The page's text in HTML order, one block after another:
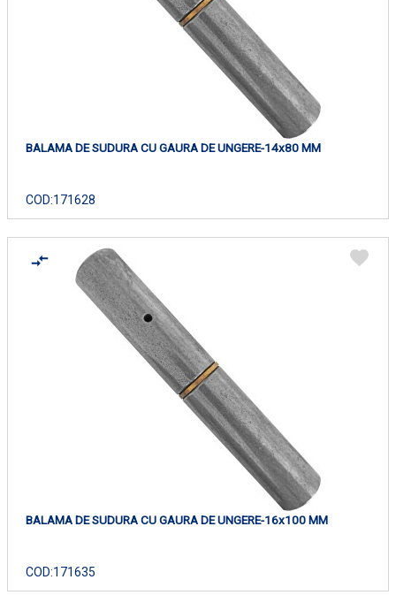
BALAMA DE SUDURA CU GAURA DE UNGERE-14x80 MM
COD:171628
BALAMA DE SUDURA CU GAURA DE UNGERE-16x100 MM
COD:171635